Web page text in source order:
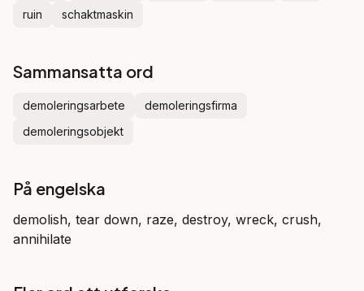
ruin
schaktmaskin
Sammansatta ord
demoleringsarbete
demoleringsfirma
demoleringsobjekt
På engelska
demolish, tear down, raze, destroy, wreck, crush,
annihilate